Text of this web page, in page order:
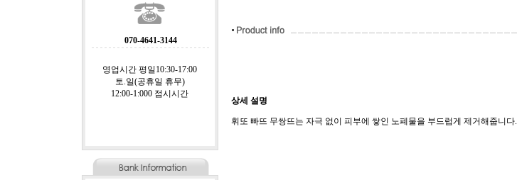
070-4641-3144
영업시간 평일10:30-17:00
토.일(공휴일 휴무)
12:00-1:000 점시시간
상세 설명
휘또 빠뜨 무쌍뜨는 자극 없이 피부에 쌓인 노폐물을 부드럽게 제거해줍니다.